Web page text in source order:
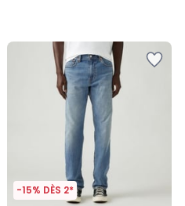
-15% DÈS 2*